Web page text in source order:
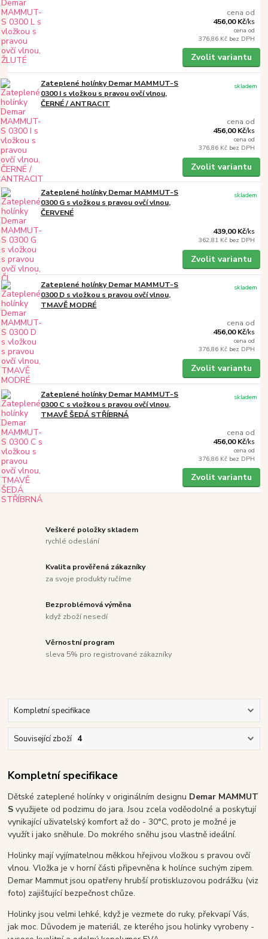
cena od
456,00 Kč/ks
cena od
376,86 Kč bez DPH
Zvolit variantu
Zateplené holínky Demar MAMMUT-S
0300 I s vložkou s pravou ovčí vlnou,
ČERNÉ / ANTRACIT
cena od
456,00 Kč/ks
cena od
376,86 Kč bez DPH
skladem
Zvolit variantu
Zateplené holínky Demar MAMMUT-S
0300 G s vložkou s pravou ovčí vlnou,
ČERVENÉ
439,00 Kč/ks
362,81 Kč bez DPH
skladem
Zvolit variantu
Zateplené holínky Demar MAMMUT-S
0300 D s vložkou s pravou ovčí vlnou,
TMAVĚ MODRÉ
cena od
456,00 Kč/ks
cena od
376,86 Kč bez DPH
skladem
Zvolit variantu
Zateplené holínky Demar MAMMUT-S
0300 C s vložkou s pravou ovčí vlnou,
TMAVĚ ŠEDÁ STŘÍBRNÁ
cena od
456,00 Kč/ks
cena od
376,86 Kč bez DPH
skladem
Zvolit variantu
Veškeré položky skladem
rychlé odeslání
Kvalita prověřená zákazníky
za svoje produkty ručíme
Bezproblémová výměna
když zboží nesedí
Věrnostní program
sleva 5% pro registrované zákazníky
Kompletní specifikace
Související zboží 4
Kompletní specifikace
Dětské zateplené holínky v originálním designu Demar MAMMUT
S využijete od podzimu do jara. Jsou zcela voděodolné a poskytují
vynikající uživatelský komfort až do - 30°C, proto je možné je
využít i jako sněhule. Do mokrého sněhu jsou vlastně ideální.
Holinky mají vyjímatelnou měkkou hřejivou vložkou s pravou ovčí
vlnou. Vložka je v horní části připevněna k holínce suchým zipem.
Demar Mammut jsou opatřeny hrubší protiskluzovou podrážku (viz
foto) zajišťující bezpečnost chůze.
Holinky jsou velmi lehké, když je vezmete do ruky, překvapí Vás,
jak moc. Důvodem je materiál, ze kterého jsou holinky vyrobeny -